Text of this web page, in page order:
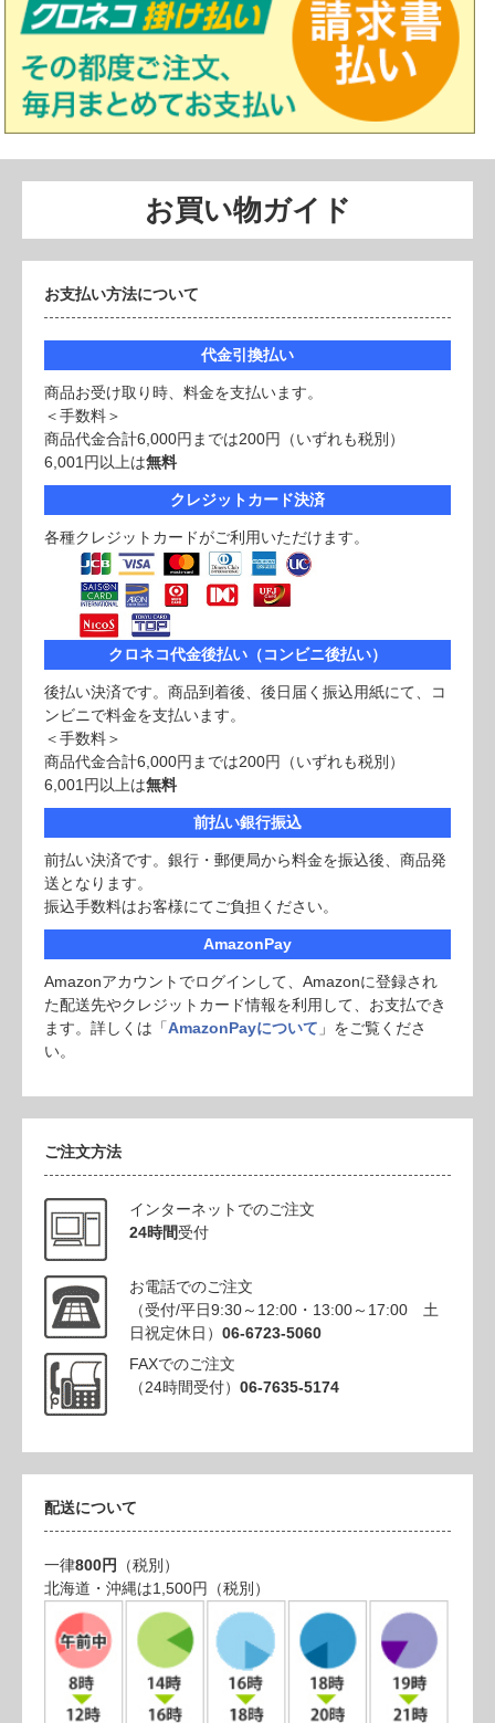
お買い物ガイド
お支払い方法について
代金引換払い
商品お受け取り時、料金を支払います。
＜手数料＞
商品代金合計6,000円までは200円（いずれも税別）
6,001円以上は無料
クレジットカード決済
各種クレジットカードがご利用いただけます。
クロネコ代金後払い（コンビニ後払い）
後払い決済です。商品到着後、後日届く振込用紙にて、コ
ンビニで料金を支払います。
＜手数料＞
商品代金合計6,000円までは200円（いずれも税別）
6,001円以上は無料
前払い銀行振込
前払い決済です。銀行・郵便局から料金を振込後、商品発
送となります。
振込手数料はお客様にてご負担ください。
AmazonPay
Amazonアカウントでログインして、Amazonに登録され
た配送先やクレジットカード情報を利用して、お支払でき
ます。詳しくは「AmazonPayについて 」をご覧くださ
い。
ご注文方法
インターネットでのご注文
24時間受付
お電話でのご注文
（受付/平日9:30～12:00・13:00～17:00 土
日祝定休日） 06-6723-5060
FAXでのご注文
（24時間受付） 06-7635-5174
配送について
一律800円 （税別）
北海道・沖縄は1,500円（税別）